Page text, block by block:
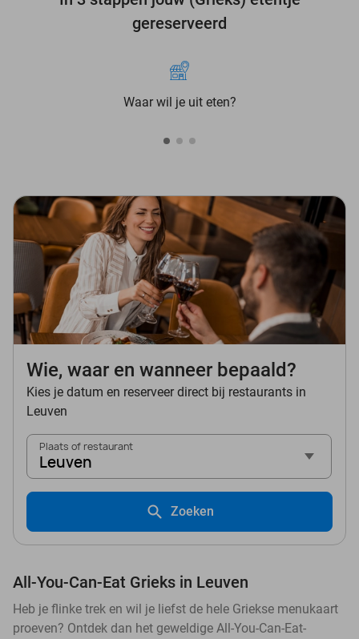
gereserveerd
Waar wil je uit eten?
Wie, waar en wanneer bepaald?
Kies je datum en reserveer direct bij restaurants in
Leuven
Plaats of restaurant
Leuven
Zoeken
All-You-Can-Eat Grieks in Leuven
Heb je flinke trek en wil je liefst de hele Griekse menukaart
proeven? Ontdek dan het geweldige All-You-Can-Eat-